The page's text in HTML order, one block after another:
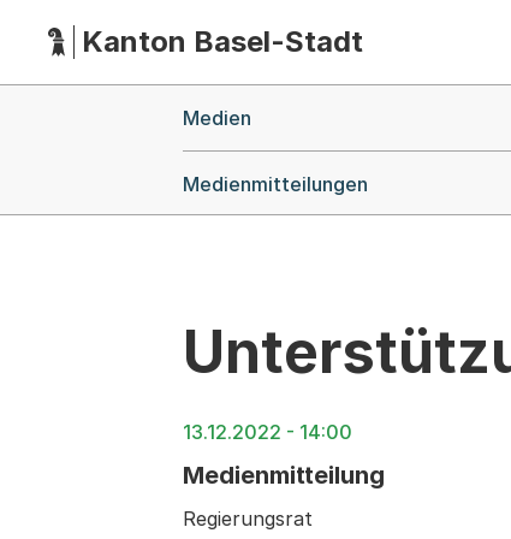
HauptnavigationKanton Basel-Stadt
Medien
Medienmitteilungen
13.12.2022 - 14:00
Medienmitteilung
Regierungsrat